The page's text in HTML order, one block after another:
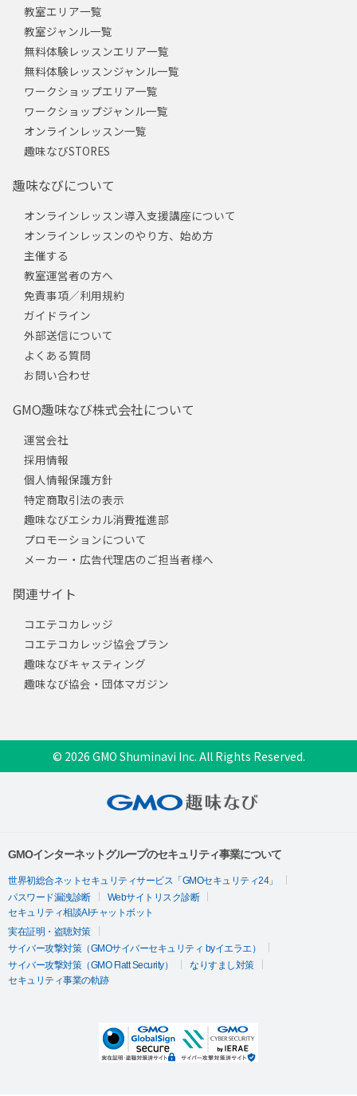
教室エリア一覧
教室ジャンル一覧
無料体験レッスンエリア一覧
無料体験レッスンジャンル一覧
ワークショップエリア一覧
ワークショップジャンル一覧
オンラインレッスン一覧
趣味なびSTORES
趣味なびについて
オンラインレッスン導入支援講座について
オンラインレッスンのやり方、始め方
主催する
教室運営者の方へ
免責事項／利用規約
ガイドライン
外部送信について
よくある質問
お問い合わせ
GMO趣味なび株式会社について
運営会社
採用情報
個人情報保護方針
特定商取引法の表示
趣味なびエシカル消費推進部
プロモーションについて
メーカー・広告代理店のご担当者様へ
関連サイト
コエテコカレッジ
コエテコカレッジ協会プラン
趣味なびキャスティング
趣味なび協会・団体マガジン
© 2026 GMO Shuminavi Inc. All Rights Reserved.